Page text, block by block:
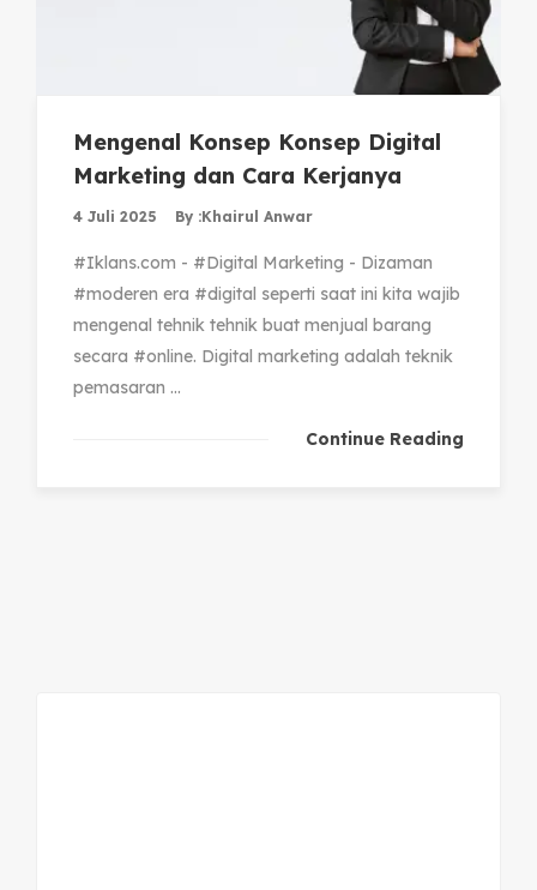
Mengenal Konsep Konsep Digital
Marketing dan Cara Kerjanya
4 Juli 2025 By :Khairul Anwar
#Iklans.com - #Digital Marketing - Dizaman
#moderen era #digital seperti saat ini kita wajib
mengenal tehnik tehnik buat menjual barang
secara #online. Digital marketing adalah teknik
pemasaran ...
Continue Reading